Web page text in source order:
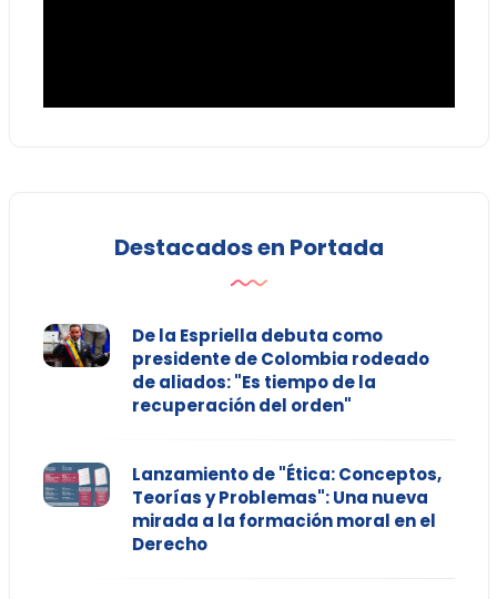
Destacados en Portada
De la Espriella debuta como
presidente de Colombia rodeado
de aliados: "Es tiempo de la
recuperación del orden"
Lanzamiento de "Ética: Conceptos,
Teorías y Problemas": Una nueva
mirada a la formación moral en el
Derecho